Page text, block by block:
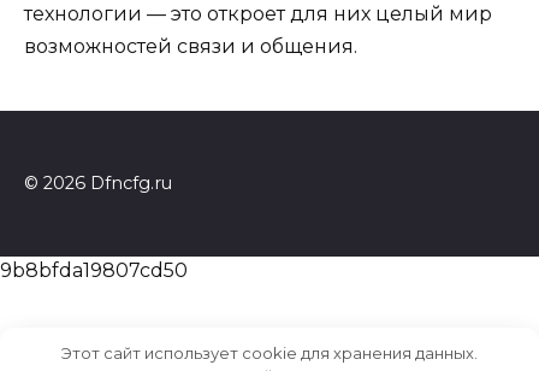
технологии — это откроет для них целый мир
возможностей связи и общения.
© 2026 Dfncfg.ru
9b8bfda19807cd50
Этот сайт использует cookie для хранения данных.